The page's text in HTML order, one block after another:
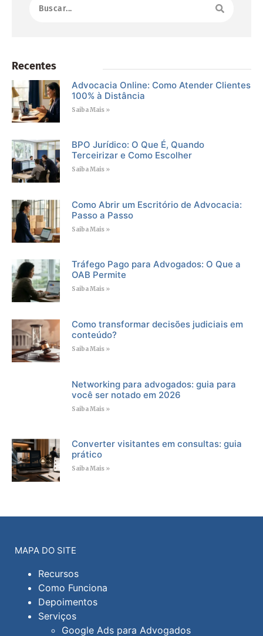
Recentes
Advocacia Online: Como Atender Clientes
100% à Distância
Saiba Mais »
BPO Jurídico: O Que É, Quando
Terceirizar e Como Escolher
Saiba Mais »
Como Abrir um Escritório de Advocacia:
Passo a Passo
Saiba Mais »
Tráfego Pago para Advogados: O Que a
OAB Permite
Saiba Mais »
Como transformar decisões judiciais em
conteúdo?
Saiba Mais »
Networking para advogados: guia para
você ser notado em 2026
Saiba Mais »
Converter visitantes em consultas: guia
prático
Saiba Mais »
MAPA DO SITE
Recursos
Como Funciona
Depoimentos
Serviços
Google Ads para Advogados